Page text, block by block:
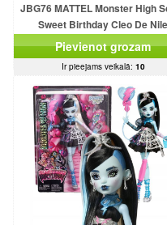
JBG76 MATTEL Monster High
Sweet Birthday Cleo De Nile
Pievienot grozam
Ir pieejams veikalā: 10